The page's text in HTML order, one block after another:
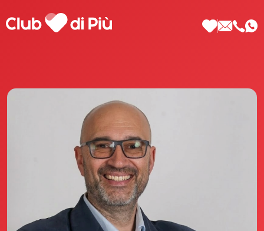
Scopri Club di Più
Le testimonianze Club di Più
La fondatrice Valeria Pilla
Annunci Donne